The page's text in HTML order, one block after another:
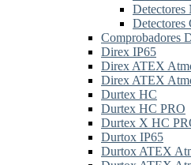
Detectores
Detectores
Comprobadores
Direx IP65
Direx ATEX
Direx ATEX
Durtex HC
Durtex HC PRO
Durtex X HC
Durtox IP65
Durtox ATEX